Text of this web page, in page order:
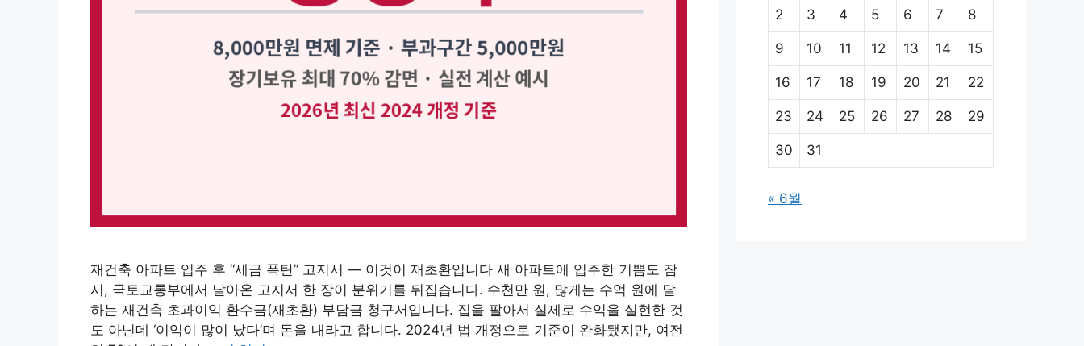
재건축 아파트 입주 후 “세금 폭탄” 고지서 — 이것이 재초환입니다 새 아파트에 입주한 기쁨도 잠
시, 국토교통부에서 날아온 고지서 한 장이 분위기를 뒤집습니다. 수천만 원, 많게는 수억 원에 달
하는 재건축 초과이익 환수금(재초환) 부담금 청구서입니다. 집을 팔아서 실제로 수익을 실현한 것
도 아닌데 ‘이익이 많이 났다’며 돈을 내라고 합니다. 2024년 법 개정으로 기준이 완화됐지만, 여전
2 3 4 5 6 7 8
9 10 11 12 13 14 15
16 17 18 19 20 21 22
23 24 25 26 27 28 29
30 31
« 6월